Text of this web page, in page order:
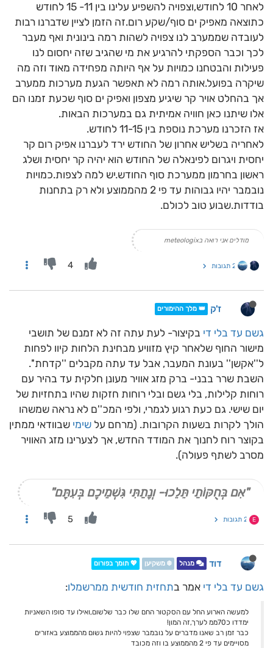
לאחר 10 לחודש,וצפויה להשפיע עלינו בין 11- 15 לחודש
כתוצאה מאפיק ים סוף/שקע רום.זה הזמן לציין שדברנו רבות
לעובדה שממערב לנו צפויה לשהות רמה בינונית ואף מעבר
לכך וכבר הספקתי להרגיע את מי שהגיב שזה יחסום לנו
פעילות והבטחנו כמויות על אף היותה מפחידה מאוד וזה מה
שיקרה בפועל.אותה רמה לא תאפשר הגעת מערכות ממערב
אך בהחלט אויר קר שיגיע מצפון ואפיק ים סוף שכעת זמנו הם
אלו שיתנו כאן חוויה אמיתית גם במערכות הבאות.
אז הזכרנו מערכת נוספת בין 11-15 לחודש.
לאחריה בשליש אחרון של החודש ירד לעברנו אפיק רום קר
יחסית ויגרום לפינאלה של החודש הוא יהיה קר יחסית ושלג
ראשון בחרמון ממערכת סוף החודש.יש למה לצפות.כמויות
נובמבר יהיו גבוהות עד פי 2 מהממוצע ולא רק בתחנות
בודדות.שבוע טוב לכולם.
מודלים אני רואה בmeteologix
2 תגובות 4
ז'ק 👑 מלך ההימורים
גשם עד בלי די בקיצור- לעת עתה זה לא זמנם של תושבי
מישור החוף שלאחר קיץ מזוויע מבחינת הלחות קיוו לפחות
ל''אקשן'' בעונת המעבר, אבל עד עתה מקבלים ''קדחת''.
השבת שרר בבני- ברק מזג אוויר מעונן חלקית עד בהיר עם
רוחות קלילות, בלי גשם ובלי רוחות חזקות שהיו בתחזיות של
יום שישי. גם כעת רגוע לגמרי, ולפי המכ''ם לא נראה שמשהו
הולך לקרות בשעות הקרובות. (מרחם על שימי שבוודאי ממתין
בקוצר רוח לחנוך את המודד החדש, אך לצערינו מזג האוויר
מסרב לשתף פעולה).
"אִם בְּחֻקּוֹתַי תֵּלֵכוּ- וְנָתַתִּי גִּשְׁמֵיכֶם בְּעִתָּם"
E 2 תגובות 5
דוד מנהל ❄️ משקיען 💖 תומך בפורום
גשם עד בלי די אמר בתחזית חודשית ממרשמלו:
למעשה הארוע החל עם הסקטור החם שלו כבר שלשום,ואילו עד סופו השאניות
ימדדו כ70ממ לערך,זה המון!
כבר זמן רב שאנו מדברים על נובמבר שצפוי להיות גשום מהממוצע באזורים
מסויימים עד פי 2 מהממוצע בו וזה מכובד